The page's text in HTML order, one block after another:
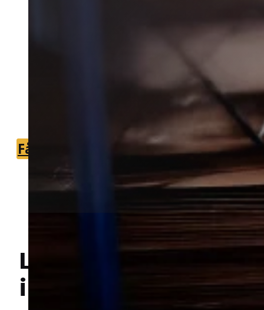
Mølbekæmpelse i Gjeller hjælper dig
Vi forbinder dig med lokale partnere,
du hurtigt kan få vurderet problemet
og sat den rette indsats i gang.
Få et tilbud +45 51 90 85 46
Lokal bekæmpelse
i Gjeller